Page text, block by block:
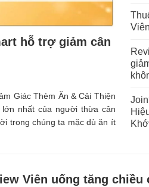
hỗ trợ giảm cân
Giác Thèm Ăn & Cải Thiện
nhất của người thừa cân
trong chúng ta mặc dù ăn ít
Viên uống tăng chiều